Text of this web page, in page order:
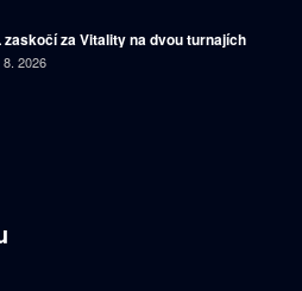
zaskočí za Vitality na dvou turnajích
8. 2026